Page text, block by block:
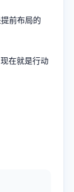
前布局的
在就是行动